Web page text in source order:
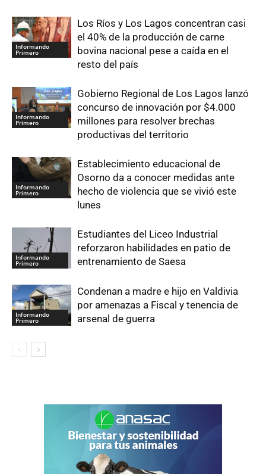
Informando
Primero
Los Ríos y Los Lagos concentran casi
el 40% de la producción de carne
bovina nacional pese a caída en el
resto del país
Informando
Primero
Gobierno Regional de Los Lagos lanzó
concurso de innovación por $4.000
millones para resolver brechas
productivas del territorio
Informando
Primero
Establecimiento educacional de
Osorno da a conocer medidas ante
hecho de violencia que se vivió este
lunes
Informando
Primero
Estudiantes del Liceo Industrial
reforzaron habilidades en patio de
entrenamiento de Saesa
Informando
Primero
Condenan a madre e hijo en Valdivia
por amenazas a Fiscal y tenencia de
arsenal de guerra